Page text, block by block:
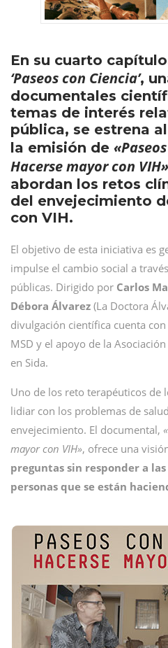
En su cuarto
‘Paseos con Ciencia’,
documentales
temas de interés
pública, se estrena
la emisión de
Hacerse mayor con VIH»
abordan los retos
del envejecimiento
con VIH.
El objetivo de esta iniciativa es
impulse el cambio social a
públicas. Dirigido por Carlos
Débora Álvarez (La Doctora
divulgación científica cuenta
MSD y el apoyo de la
en Sida.
Uno de los reto terapéuticos de
lidiar con los problemas de
envejecimiento. El documental,
mayor con VIH», ofrece una
preguntas sin responder a
personas que se están